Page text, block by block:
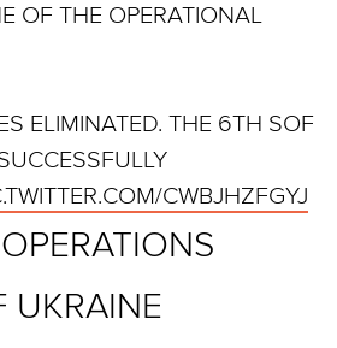
OF THE OPERATIONAL
ELIMINATED. THE 6TH SOF
CWBJHZFGYJ
UKRAINE